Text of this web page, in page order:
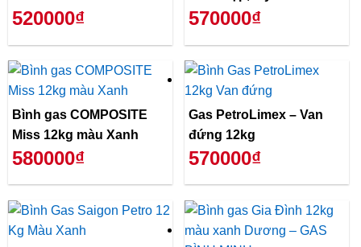
520000₫ 570000₫
Bình gas COMPOSITE
Miss 12kg màu Xanh
580000₫
Gas PetroLimex – Van
đứng 12kg
570000₫